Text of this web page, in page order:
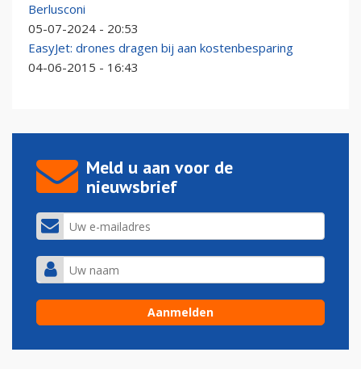
Berlusconi
05-07-2024 - 20:53
EasyJet: drones dragen bij aan kostenbesparing
04-06-2015 - 16:43
Meld u aan voor de
nieuwsbrief